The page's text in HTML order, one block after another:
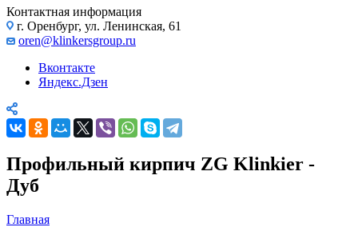
Контактная информация
г. Оренбург, ул. Ленинская, 61
oren@klinkersgroup.ru
Вконтакте
Яндекс.Дзен
Профильный кирпич ZG Klinkier -
Дуб
Главная